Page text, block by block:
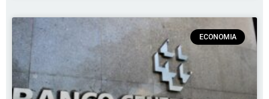
ECONOMIA